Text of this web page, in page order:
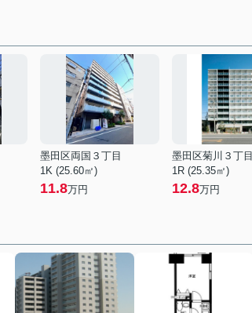
墨田区両国３丁目
1K (25.60㎡)
11.8万円
墨田区菊川３丁目
1R (25.35㎡)
12.8万円